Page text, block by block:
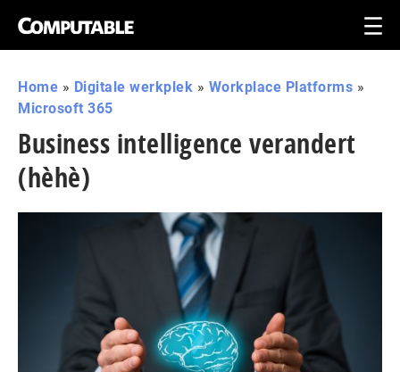
Home » Digitale werkplek » Workplace Platforms »
Microsoft 365
Business intelligence verandert
(hèhè)